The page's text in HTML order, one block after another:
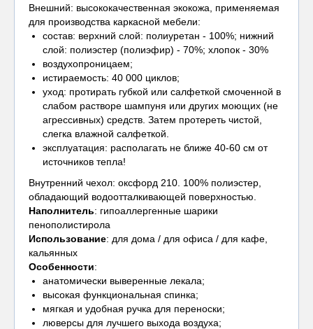
Внешний: высококачественная экокожа, применяемая
для производства каркасной мебели:
состав: верхний слой: полиуретан - 100%; нижний
слой: полиэстер (полиэфир) - 70%; хлопок - 30%
воздухопроницаем;
истираемость: 40 000 циклов;
уход: протирать губкой или салфеткой смоченной в
слабом растворе шампуня или других моющих (не
агрессивных) средств. Затем протереть чистой,
слегка влажной салфеткой.
эксплуатация: располагать не ближе 40-60 см от
источников тепла!
Внутренний чехол: оксфорд 210. 100% полиэстер,
обладающий водоотталкивающей поверхностью.
Наполнитель: гипоаллергенные шарики
пенополистирола
Использование: для дома / для офиса / для кафе,
кальянных
Особенности:
анатомически выверенные лекала;
высокая функциональная спинка;
мягкая и удобная ручка для переноски;
люверсы для лучшего выхода воздуха;